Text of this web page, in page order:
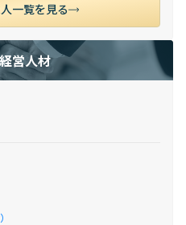
一覧を見る
営人材